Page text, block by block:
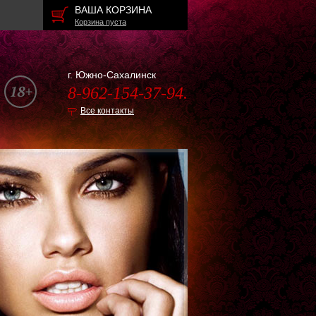
ВАША КОРЗИНА
Корзина пуста
г. Южно-Сахалинск
8-962-154-37-94.
Все контакты